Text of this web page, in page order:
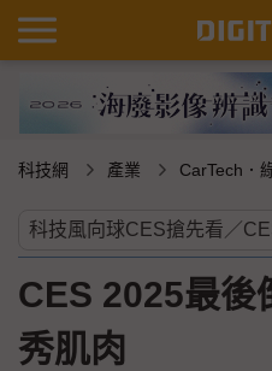
科技網 產業 CarTech．
CES 2025最
秀肌肉